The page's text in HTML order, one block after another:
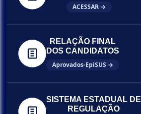
ACESSAR →
RELAÇÃO FINAL
DOS CANDIDATOS
Aprovados-EpiSUS →
SISTEMA ESTADUAL DE
REGULAÇÃO